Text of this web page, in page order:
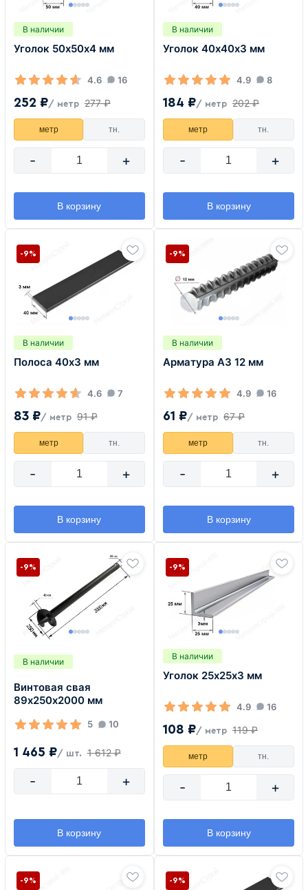
В наличии
Уголок 50х50х4 мм
4.6 16
252 ₽/ метр 277 ₽
метр тн.
- +
В корзину
В наличии
Уголок 40х40х3 мм
4.9 8
184 ₽/ метр 202 ₽
метр тн.
- +
В корзину
В наличии
Полоса 40х3 мм
4.6 7
83 ₽/ метр 91 ₽
-9%
метр тн.
- +
В корзину
В наличии
Арматура А3 12 мм
4.9 16
61 ₽/ метр 67 ₽
-9%
метр тн.
- +
В корзину
В наличии
Винтовая свая
89х250х2000 мм
5 10
1 465 ₽/ шт. 1 612 ₽
-9%
- +
В корзину
В наличии
Уголок 25х25х3 мм
4.9 16
108 ₽/ метр 119 ₽
-9%
метр тн.
- +
В корзину
-9% -9%